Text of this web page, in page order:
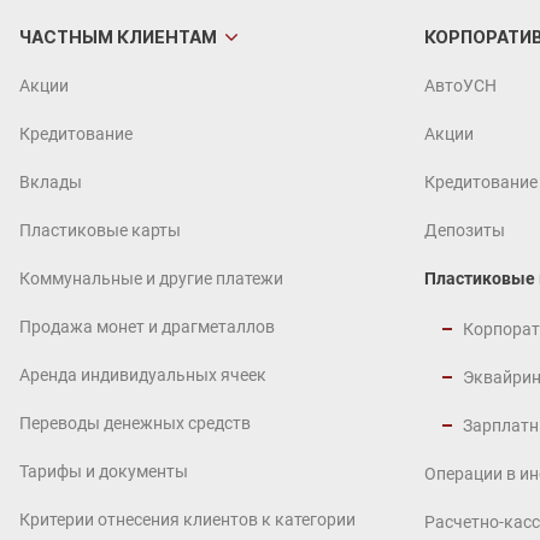
ЧАСТНЫМ КЛИЕНТАМ
Акции
Кредитование
Вклады
Пластиковые карты
Коммунальные и другие платежи
Продажа монет и драгметаллов
Аренда индивидуальных ячеек
Переводы денежных средств
Тарифы и документы
Критерии отнесения клиентов к категории
АвтоУСН
Акции
Кредитование
Депозиты
Пластиковые
Операции в
Расчетно-